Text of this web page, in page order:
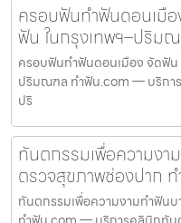
ครอบฟันทำฟันดอนเมื
ฟัน ในกรุงเทพฯ–ปริม
ครอบฟันทำฟันดอนเมือง จัดฟัน
ปริมณฑล ทำฟัน.com — บริกา
ปริ
ทันตกรรมเพื่อความง
ตรวจสุขภาพช่องปาก
ทันตกรรมเพื่อความงามทำฟัน